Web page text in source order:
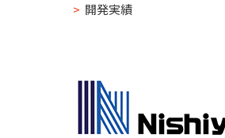
開発実績